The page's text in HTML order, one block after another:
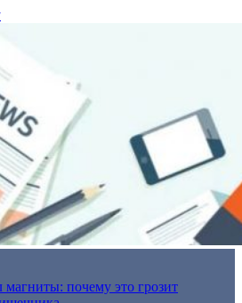
магниты: почему это грозит